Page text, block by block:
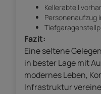
Kellerabteil
Personenaufzug
Fazit:
Eine seltene
in bester Lage mit
modernes Leben,
Infrastruktur